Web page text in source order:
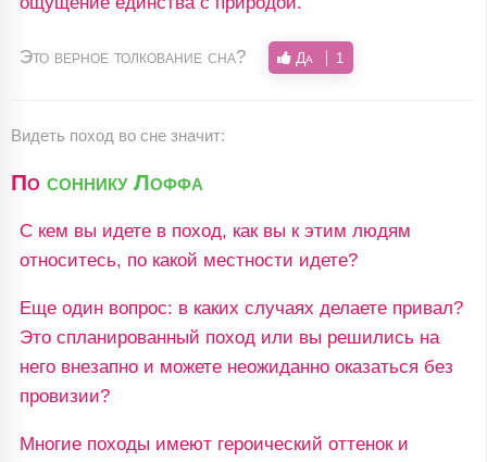
Это верное толкование сна? Да 1
Видеть поход во сне значит:
По соннику Лоффа
С кем вы идете в поход, как вы к этим людям
относитесь, по какой местности идете?
Еще один вопрос: в каких случаях делаете привал?
Это спланированный поход или вы решились на
него внезапно и можете неожиданно оказаться без
провизии?
Многие походы имеют героический оттенок и